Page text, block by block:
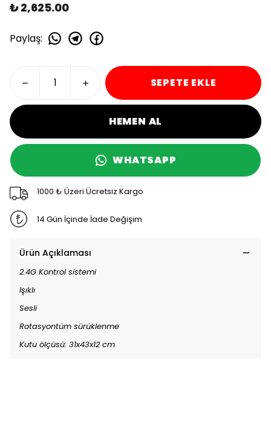
₺ 2,625.00
Paylaş:
SEPETE EKLE
HEMEN AL
WHATSAPP
1000 ₺ Üzeri Ücretsiz Kargo
14 Gün İçinde İade Değişim
Ürün Açıklaması
2.4G Kontrol sistemi
Işıklı
Sesli
Rotasyontüm sürüklenme
Kutu ölçüsü: 31x43x12 cm